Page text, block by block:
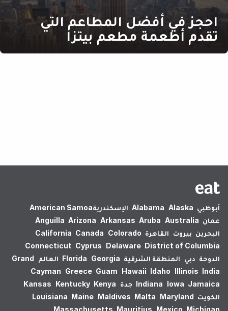
احجز في أفضل المطاعم التي
تقدم أطعمة مطعم بيتزا
أبوظبي Alabama Alaska الإسكندرية‎American Samoa
عمان
Anguilla Arizona Arkansas Aruba Australia
البحرين بيروت القاهرة California Canada Colorado
Connecticut Cyprus Delaware District of Columbia
الدوحة دبي المنطقة الشرقية Florida Georgia العالم
Grand
Cayman Greece Guam Hawaii Idaho Illinois India
Indiana Iowa Jamaica جدة Kansas Kentucky Kenya
الكويت
Louisiana Maine Maldives Malta Maryland